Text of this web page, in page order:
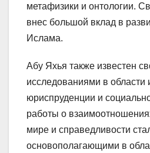
метафизики и онтологии.
внес большой вклад в
Ислама.
Абу Яхья также известен
исследованиями в области
юриспруденции и
работы о
мире и справедливости
основополагающими в